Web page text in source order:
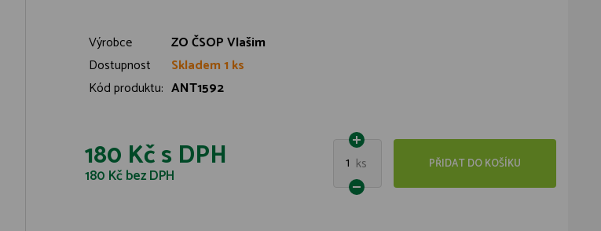
Výrobce
ZO ČSOP Vlašim
Dostupnost
Skladem 1 ks
Kód produktu: ANT1592
180 Kčs DPH
180 Kčbez DPH
1 ks PŘIDAT DO KOŠÍKU